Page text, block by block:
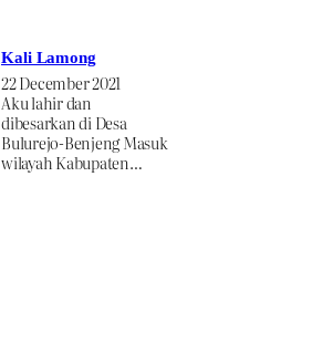
Kali Lamong
22 December 2021
Aku lahir dan
dibesarkan di Desa
Bulurejo-Benjeng Masuk
wilayah Kabupaten…